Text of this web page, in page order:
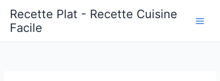
contenu
Recette Plat - Recette Cuisine
Facile